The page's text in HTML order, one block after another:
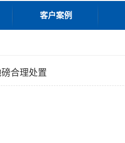
客户案例
合理处置